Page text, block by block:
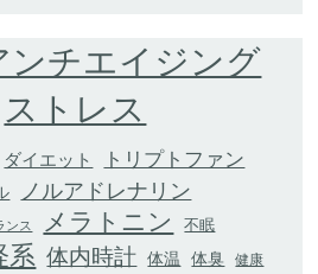
ンチエイジング
ストレス
ダイエット トリプトファン
ノルアドレナリン
ンス メラトニン 不眠
系 体内時計 体温 体臭 健康